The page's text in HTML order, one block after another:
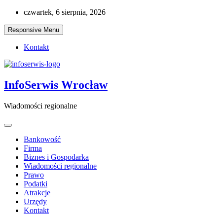
Skip
content
czwartek, 6 sierpnia, 2026
Responsive Menu
Kontakt
InfoSerwis Wrocław
Wiadomości regionalne
Bankowość
Firma
Biznes i Gospodarka
Wiadomości regionalne
Prawo
Podatki
Atrakcje
Urzędy
Kontakt